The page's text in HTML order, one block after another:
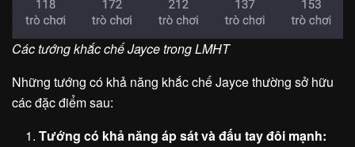
Các tướng khắc chế Jayce trong LMHT
Những tướng có khả năng khắc chế Jayce thường sở hữu
các đặc điểm sau:
Tướng có khả năng áp sát và đấu tay đôi mạnh: